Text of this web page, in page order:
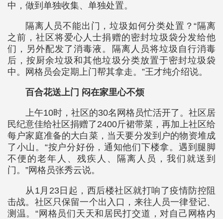
中，做到单独收集、单独处置。
隔离人员不能出门，垃圾如何分类处置？“隔离
之前，社区将爱心人士捐赠的密封垃圾袋分发给他
们，另外配发了消毒液。隔离人员将垃圾自行消毒
后，按厨余垃圾和其他垃圾分类放置于密封垃圾袋
中。网格员会定期上门帮其拿走。”王才纯介绍说。
百合花送上门 闷在家里心不烦
上午10时，社区的30名网格员忙活开了。社区居
民纪意佳给社区捐赠了2400斤裙带菜，再加上社区给
每户家庭准备的大白菜，当天要分发到户的物资堆成
了小山。“按户分好份，通知他们下楼拿。遇到腿脚
不便的老年人、残疾人、隔离人员，我们就送到
门。”网格员张秀云说。
从1月23日起，西后楼社区就打响了疫情防控阻
击战。社区只保留一个出入口，来往人员一律登记、
测温。“网格员们天天和居民打交道，对自己网格内